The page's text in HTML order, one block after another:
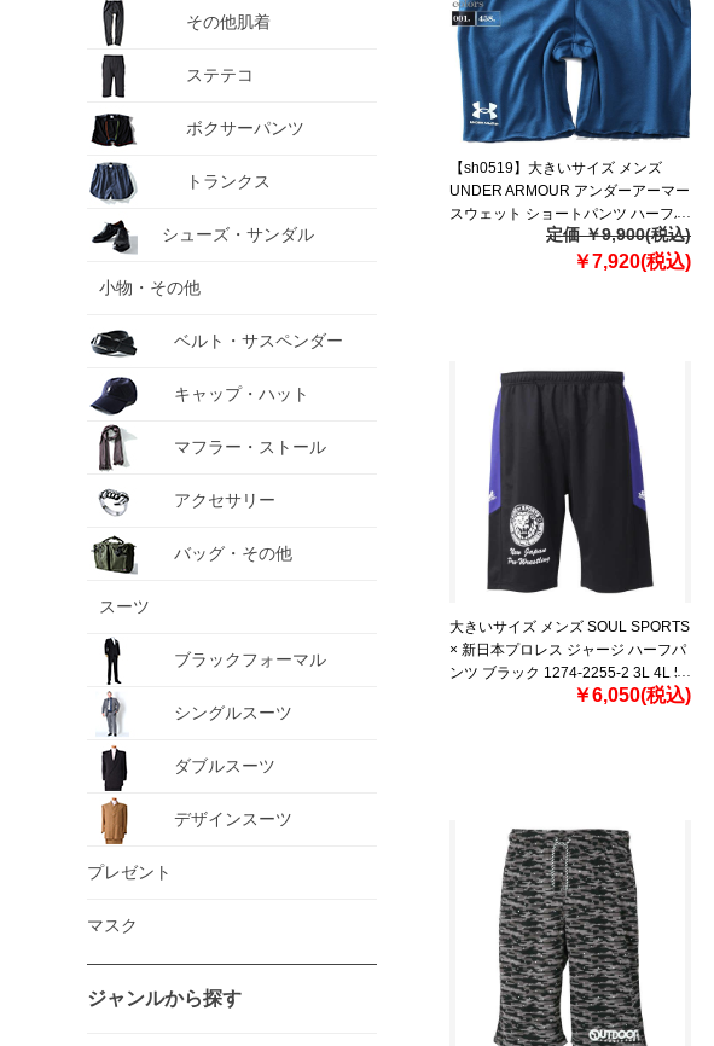
その他肌着
ステテコ
ボクサーパンツ
トランクス
シューズ・サンダル
小物・その他
ベルト・サスペンダー
キャップ・ハット
マフラー・ストール
アクセサリー
バッグ・その他
スーツ
ブラックフォーマル
シングルスーツ
ダブルスーツ
デザインスーツ
プレゼント
マスク
ジャンルから探す
【sh0519】大きいサイズ メンズ
UNDER ARMOUR アンダーアーマー
スウェット ショートパンツ ハーフパ
ンツ ショーツ RIVAL TERRY
SHORT USA直輸入 1361631
定価 ￥9,900(税込)
￥7,920(税込)
大きいサイズ メンズ SOUL SPORTS
× 新日本プロレス ジャージ ハーフパ
ンツ ブラック 1274-2255-2 3L 4L 5L
￥6,050(税込)